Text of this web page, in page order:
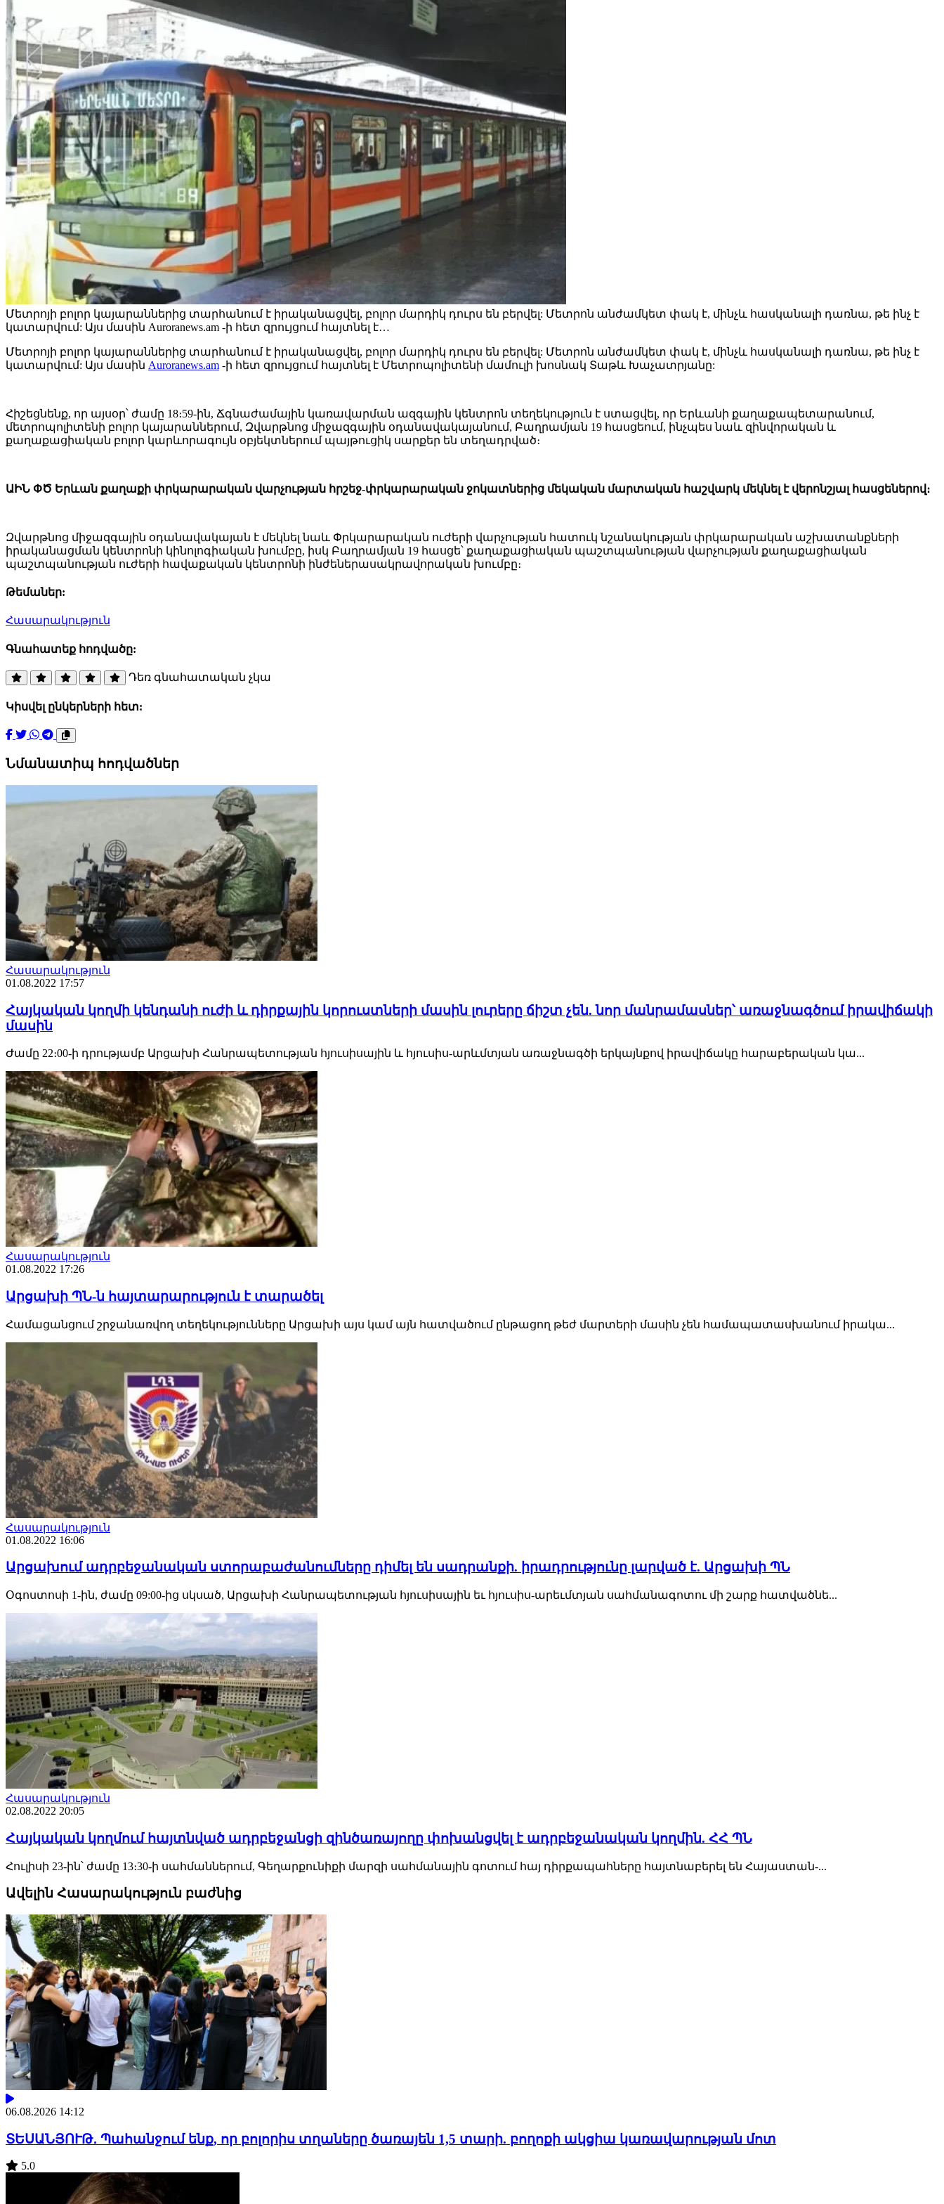
Մետրոյի բոլոր կայարաններից տարհանում է իրականացվել, բոլոր մարդիկ դուրս են բերվել: Մետրոն անժամկետ փակ է, մինչև հասկանալի դառնա, թե ինչ է
կատարվում: Այս մասին Auroranews.am -ի հետ զրույցում հայտնել է…
Մետրոյի բոլոր կայարաններից տարհանում է իրականացվել, բոլոր մարդիկ դուրս են բերվել: Մետրոն անժամկետ փակ է, մինչև հասկանալի դառնա, թե ինչ է
կատարվում: Այս մասին Auroranews.am -ի հետ զրույցում հայտնել է Մետրոպոլիտենի մամուլի խոսնակ Տաթև Խաչատրյանը:
Հիշեցնենք, որ այսօր՝ ժամը 18։59-ին, Ճգնաժամային կառավարման ազգային կենտրոն տեղեկություն է ստացվել, որ Երևանի քաղաքապետարանում,
մետրոպոլիտենի բոլոր կայարաններում, Զվարթնոց միջազգային օդանավակայանում, Բաղրամյան 19 հասցեում, ինչպես նաև զինվորական և
քաղաքացիական բոլոր կարևորագույն օբյեկտներում պայթուցիկ սարքեր են տեղադրված։
ԱԻՆ ՓԾ Երևան քաղաքի փրկարարական վարչության հրշեջ-փրկարարական ջոկատներից մեկական մարտական հաշվարկ մեկնել է վերոնշյալ հասցեներով։
Զվարթնոց միջազգային օդանավակայան է մեկնել նաև Փրկարարական ուժերի վարչության հատուկ նշանակության փրկարարական աշխատանքների
իրականացման կենտրոնի կինոլոգիական խումբը, իսկ Բաղրամյան 19 հասցե՝ քաղաքացիական պաշտպանության վարչության քաղաքացիական
պաշտպանության ուժերի հավաքական կենտրոնի ինժեներասակրավորական խումբը։
Թեմաներ:
Հասարակություն
Գնահատեք հոդվածը:
Դեռ գնահատական չկա
Կիսվել ընկերների հետ:
Նմանատիպ հոդվածներ
Հասարակություն
01.08.2022 17:57
Հայկական կողմի կենդանի ուժի և դիրքային կորուստների մասին լուրերը ճիշտ չեն. նոր մանրամասներ՝ առաջնագծում իրավիճակի
մասին
Ժամը 22։00-ի դրությամբ Արցախի Հանրապետության հյուսիսային և հյուսիս-արևմտյան առաջնագծի երկայնքով իրավիճակը հարաբերական կա...
Հասարակություն
01.08.2022 17:26
Արցախի ՊՆ-ն հայտարարություն է տարածել
Համացանցում շրջանառվող տեղեկությունները Արցախի այս կամ այն հատվածում ընթացող թեժ մարտերի մասին չեն համապատասխանում իրակա...
Հասարակություն
01.08.2022 16:06
Արցախում ադրբեջանական ստորաբաժանումները դիմել են սադրանքի. իրադրությունը լարված է. Արցախի ՊՆ
Օգոստոսի 1-ին, ժամը 09:00-ից սկսած, Արցախի Հանրապետության հյուսիսային եւ հյուսիս-արեւմտյան սահմանագոտու մի շարք հատվածնե...
Հասարակություն
02.08.2022 20:05
Հայկական կողմում հայտնված ադրբեջանցի զինծառայողը փոխանցվել է ադրբեջանական կողմին. ՀՀ ՊՆ
Հուլիսի 23-ին՝ ժամը 13։30-ի սահմաններում, Գեղարքունիքի մարզի սահմանային գոտում հայ դիրքապահները հայտնաբերել են Հայաստան-...
Ավելին Հասարակություն բաժնից
06.08.2026 14:12
ՏԵՍԱՆՅՈՒԹ․ Պահանջում ենք, որ բոլորիս տղաները ծառայեն 1,5 տարի. բողոքի ակցիա կառավարության մոտ
5.0